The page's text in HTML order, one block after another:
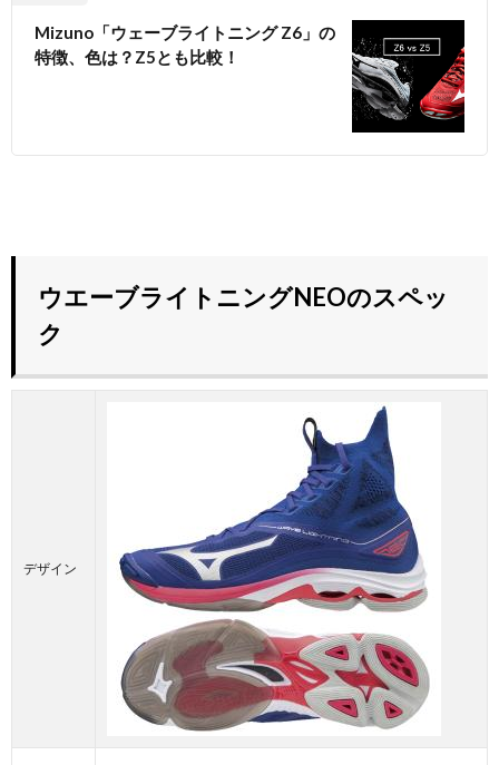
Mizuno「ウェーブライトニング Z6」の
特徴、色は？Z5とも比較！
ウエーブライトニングNEOのスペッ
ク
デザイン